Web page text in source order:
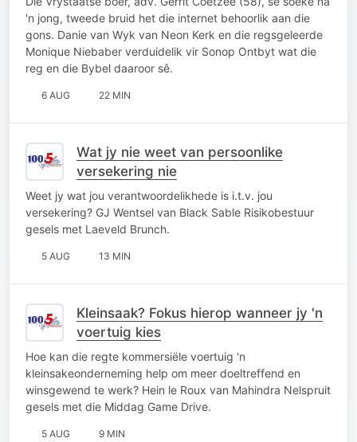
'n jong, tweede bruid het die internet behoorlik aan die
gons. Danie van Wyk van Neon Kerk en die regsgeleerde
Monique Niebaber verduidelik vir Sonop Ontbyt wat die
reg en die Bybel daaroor sê.
6 AUG 22 MIN
Wat jy nie weet van persoonlike
versekering nie
Weet jy wat jou verantwoordelikhede is i.t.v. jou
versekering? GJ Wentsel van Black Sable Risikobestuur
gesels met Laeveld Brunch.
5 AUG 13 MIN
Kleinsaak? Fokus hierop wanneer jy 'n
voertuig kies
Hoe kan die regte kommersiële voertuig 'n
kleinsakeonderneming help om meer doeltreffend en
winsgewend te werk? Hein le Roux van Mahindra Nelspruit
gesels met die Middag Game Drive.
5 AUG 9 MIN